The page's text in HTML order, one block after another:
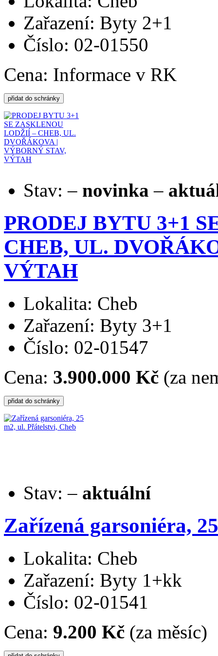
Zařazení: Byty 2+1
Číslo: 02-01550
Cena: Informace v RK
Stav: – novinka –
PRODEJ BYTU 3+1
CHEB, UL.
VÝTAH
Lokalita: Cheb
Zařazení: Byty 3+1
Číslo: 02-01547
Cena: 3.900.000 Kč (za
Stav: – aktuální
Zařízená garsoniéra,
Lokalita: Cheb
Zařazení: Byty 1+kk
Číslo: 02-01541
Cena: 9.200 Kč (za měsíc)